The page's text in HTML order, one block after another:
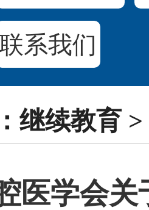
联系我们
继续教育 >
医学会